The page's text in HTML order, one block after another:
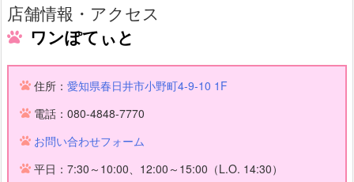
店舗情報・アクセス
ワンぽてぃと
住所：愛知県春日井市小野町4-9-10 1F
電話：080-4848-7770
お問い合わせフォーム
平日：7:30～10:00、12:00～15:00（L.O. 14:30）